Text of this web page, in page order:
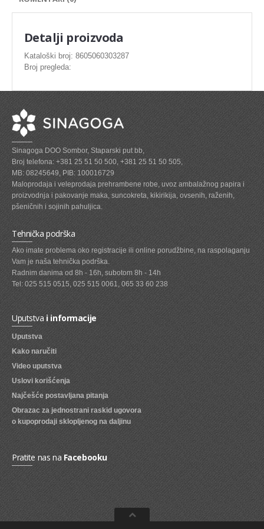
ZAMRZNUTO MESO SVINJSKO
ZAMRZNUTA RIBA
ZAMRZNUTO MESO PILETINA
PASTETE I MESNI NARESCI
TUNJEVINE I KONZERVE
GOTOVA JELA
SIROVINA ZA GASTRO
GASTRO
KISELISI
KECAP, SENF, REN, PARADAJZ,SOS
KOMPOTI
SVEZE VOCE
SVEZE POVRCE
DZEMOVI, MARMALADE I MED
BOMBONI
ZVAKE
LIZALICE
COKOLADE
KREMOVI
BOMBONJERE I PRALINE
MALE COKOLADE I BAROVI
KEKSOVI
KEKS STRUDLE
Detalji proizvoda
Kataloški broj: 8605060303287
Broj pregleda:
Sinagoga DOO Sombor, Staparski put bb,
Broj telefona: +381 25 51 50 500, +381 25 51 50 505,
MB: 08245649, PIB: 100016729
Maloprodaja i veleprodaja prehrambene robe, uvoz ambalažnog papira i
proizvodnja i pakovanje maka, suncokreta, kikirikija, ovsenih, raženih,
pšeničnih i sojinih pahuljica.
Tehnička podrška
Ako imate problema oko registracije ili online porudžbine, na raspolaganju
Vam je naša tehnička podrška.
Radnim danima od 8h - 16h, subotom 8h - 14h
Tel: 025 515 0515, 025 515 0061, 065 33 60 238
Uputstvai informacije
Uputstva
Kako naručiti
Video uputstva
Uslovi korišćenja
Najčešće postavljana pitanja
Obrazac za jednostrani raskid ugovora
o kupoprodaji sklopljenog na daljinu
Pratite nas na Facebooku